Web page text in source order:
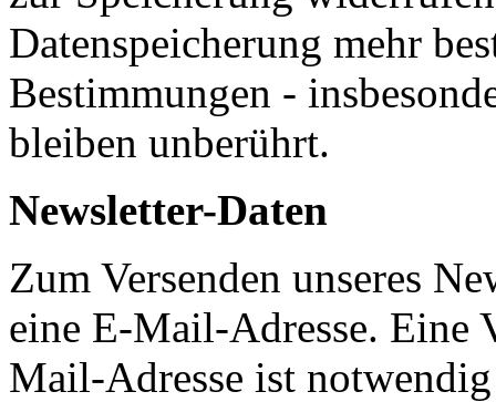
Datenspeicherung mehr
Bestimmungen -
bleiben unberührt.
Newsletter-Daten
Zum Versenden unseres
eine E-Mail-Adresse. Eine
Mail-Adresse ist